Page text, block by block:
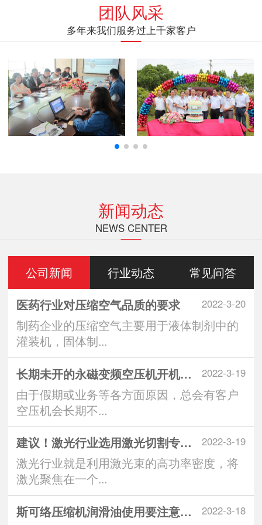
团队风采
多年来我们服务过上千家客户
新闻动态
NEWS CENTER
公司新闻 行业动态 常见问答
2022-3-20
医药行业对压缩空气品质的要求
制药企业的压缩空气主要用于液体制剂中的
灌装机，固体制...
2022-3-19
长期未开的永磁变频空压机开机注意
由于假期或业务等各方面原因，总会有客户
空压机会长期不...
2022-3-19
建议！激光行业选用激光切割专用空
激光行业就是利用激光束的高功率密度，将
激光聚焦在一个...
2022-3-18
斯可络压缩机润滑油使用要注意什么